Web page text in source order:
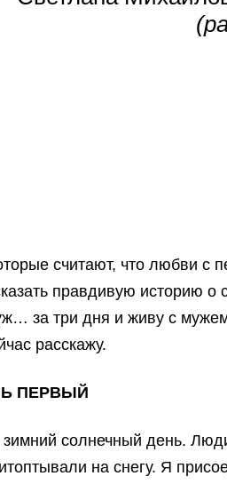
считают, что любви с
правдивую историю
за три дня и живу с
расскажу.
ПЕРВЫЙ
солнечный день.
на снегу. Я